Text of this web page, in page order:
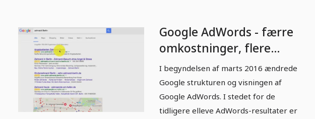
Google AdWords - færre
omkostninger, flere
kunder - 1.2 AdWords-
ændringer 03/2016
I begyndelsen af marts 2016 ændrede
Google strukturen og visningen af
Google AdWords. I stedet for de
tidligere elleve AdWords-resultater er